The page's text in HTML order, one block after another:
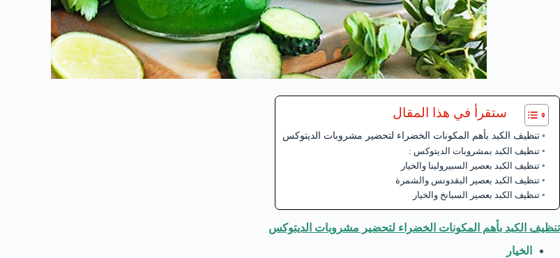
ستقرأ في هذا المقال
تنظيف الكبد بأهم المكونات الخضراء لتحضير مشروبات الديتوكس
تنظيف الكبد بمشروبات الديتوكس :
تنظيف الكبد بعصير السبيرولينا والخيار
تنظيف الكبد بعصير البقدونس والشمرة
تنظيف الكبد بعصير السبانخ والخيار
تنظيف الكبد بأهم المكونات الخضراء لتحضير مشروبات الديتوكس
الخيار